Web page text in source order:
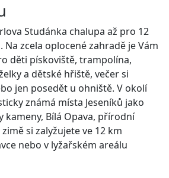
Studánka chalupa až pro 12
zcela oplocené zahradě je Vám
děti pískoviště, trampolína,
a dětské hřiště, večer si
jen posedět u ohniště. V okolí
známá místa Jeseníků jako
kameny, Bílá Opava, přírodní
si zalyžujete ve 12 km
nebo v lyžařském areálu